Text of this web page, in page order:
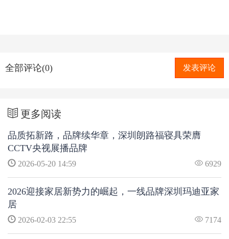
全部评论(0) 发表评论
更多阅读
品质拓新路，品牌续华章，深圳朗路福寝具荣膺
CCTV央视展播品牌
2026-05-20 14:59 6929
2026迎接家居新势力的崛起，一线品牌深圳玛迪亚家
居
2026-02-03 22:55 7174